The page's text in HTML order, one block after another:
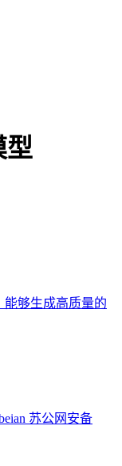
型
能够生成高质量的
苏公网安备